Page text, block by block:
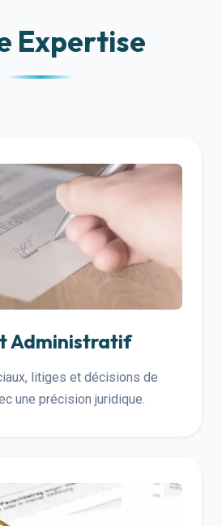
Expertise
Administratif
litiges et décisions de
une précision juridique.